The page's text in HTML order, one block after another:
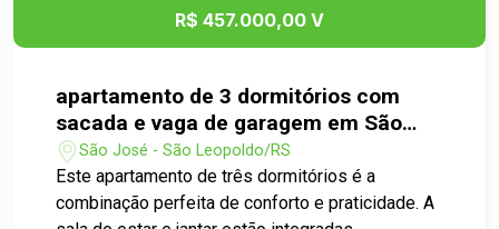
R$ 457.000,00 V
apartamento de 3 dormitórios com
sacada e vaga de garagem em São
Leopoldo
São José - São Leopoldo/RS
Este apartamento de três dormitórios é a
combinação perfeita de conforto e praticidade. A